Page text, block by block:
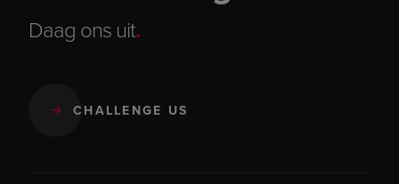
Daag ons uit.
CHALLENGE US